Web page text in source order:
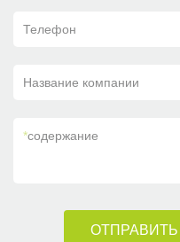
Телефон
Название компании
*содержание